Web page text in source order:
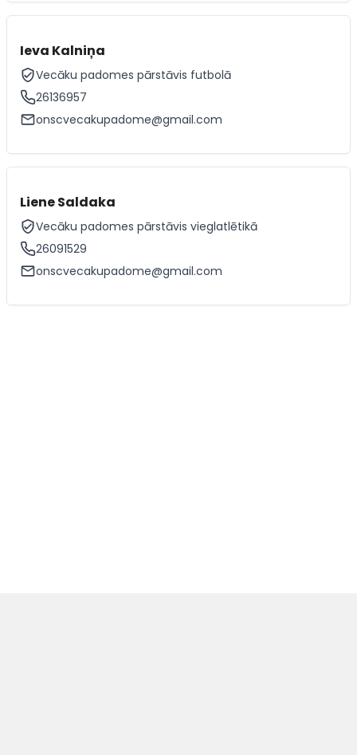
Ieva Kalniņa
Vecāku padomes pārstāvis futbolā
26136957
onscvecakupadome@gmail.com
Liene Saldaka
Vecāku padomes pārstāvis vieglatlētikā
26091529
onscvecakupadome@gmail.com